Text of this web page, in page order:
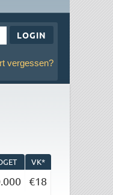
LOGIN
vergessen?
VK*
€18